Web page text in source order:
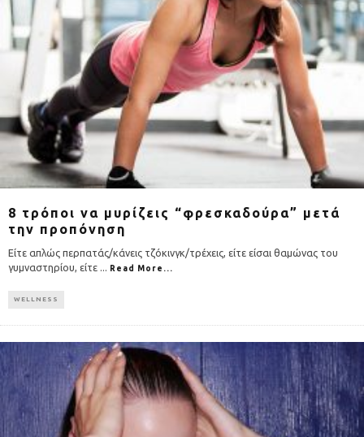
8 τρόποι να μυρίζεις “φρεσκαδούρα” μετά
την προπόνηση
Είτε απλώς περπατάς/κάνεις τζόκινγκ/τρέχεις, είτε είσαι θαμώνας του
γυμναστηρίου, είτε ... Read More...
WELLNESS